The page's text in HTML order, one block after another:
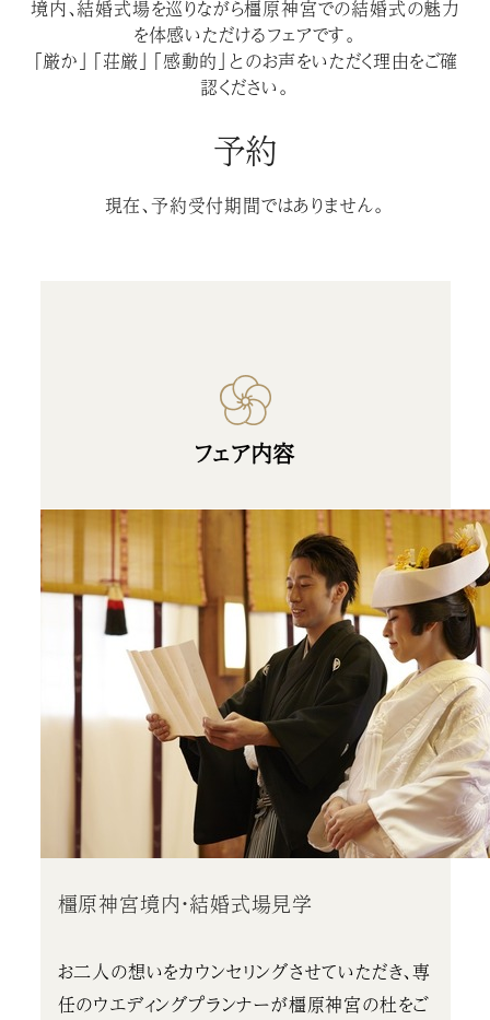
境内、結婚式場を巡りながら橿原神宮での結婚式の魅力
を体感いただけるフェアです。
「厳か」「荘厳」「感動的」とのお声をいただく理由をご確
認ください。
予約
現在、予約受付期間ではありません。
フェア内容
橿原神宮境内・結婚式場見学
お二人の想いをカウンセリングさせていただき、専
任のウエディングプランナーが橿原神宮の杜をご